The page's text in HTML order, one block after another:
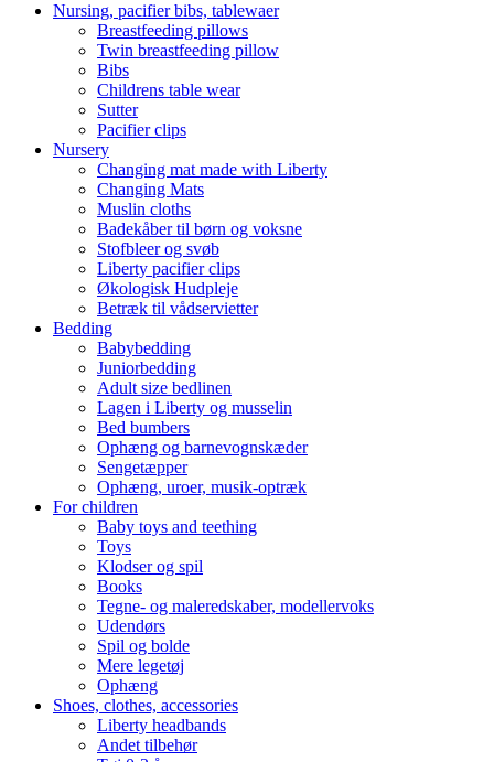
Nursing, pacifier bibs, tablewaer
Breastfeeding pillows
Twin breastfeeding pillow
Bibs
Childrens table wear
Sutter
Pacifier clips
Nursery
Changing mat made with Liberty
Changing Mats
Muslin cloths
Badekåber til børn og voksne
Stofbleer og svøb
Liberty pacifier clips
Økologisk Hudpleje
Betræk til vådservietter
Bedding
Babybedding
Juniorbedding
Adult size bedlinen
Lagen i Liberty og musselin
Bed bumbers
Ophæng og barnevognskæder
Sengetæpper
Ophæng, uroer, musik-optræk
For children
Baby toys and teething
Toys
Klodser og spil
Books
Tegne- og maleredskaber, modellervoks
Udendørs
Spil og bolde
Mere legetøj
Ophæng
Shoes, clothes, accessories
Liberty headbands
Andet tilbehør